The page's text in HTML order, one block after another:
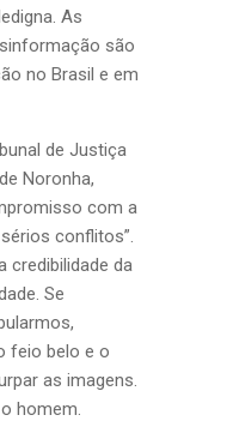
As
são
no Brasil e em
de Justiça
Noronha,
com a
conflitos”.
credibilidade da
Se
feio belo e o
as imagens.
homem.